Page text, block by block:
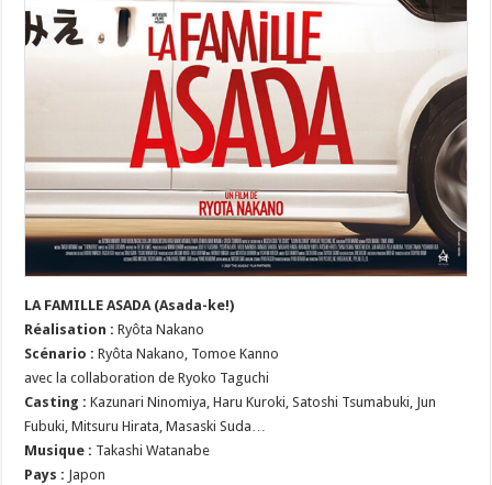
LA FAMILLE ASADA (Asada-ke!)
Réalisation :Ryôta Nakano
Scénario:Ryôta Nakano, Tomoe Kanno
avec la collaboration de Ryoko Taguchi
Casting : Kazunari Ninomiya, Haru Kuroki, Satoshi Tsumabuki, Jun
Fubuki, Mitsuru Hirata, Masaski Suda…
Musique : Takashi Watanabe
Pays : Japon